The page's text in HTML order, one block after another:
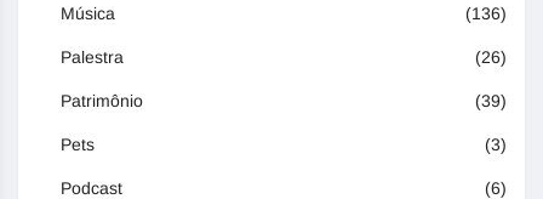
Música (136)
Palestra (26)
Patrimônio (39)
Pets (3)
Podcast (6)